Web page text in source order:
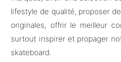
lifestyle de qualité, proposer
originales, offrir le meilleur
surtout inspirer et propager
skateboard.